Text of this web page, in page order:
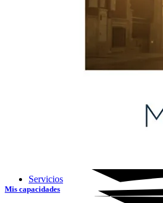
Servicios
Mis capacidades